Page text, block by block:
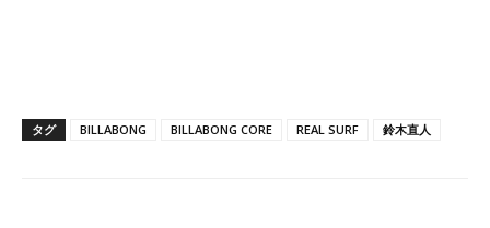
タグ BILLABONG BILLABONG CORE REAL SURF 鈴木直人